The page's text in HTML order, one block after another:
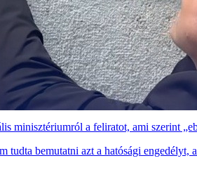
minisztériumról a feliratot, ami szerint
tudta bemutatni azt a hatósági